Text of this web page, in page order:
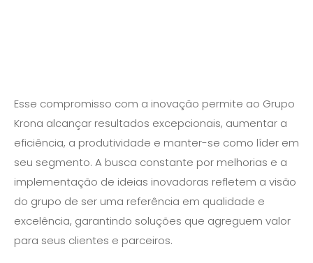
Esse compromisso com a inovação permite ao Grupo
Krona alcançar resultados excepcionais, aumentar a
eficiência, a produtividade e manter-se como líder em
seu segmento. A busca constante por melhorias e a
implementação de ideias inovadoras refletem a visão
do grupo de ser uma referência em qualidade e
excelência, garantindo soluções que agreguem valor
para seus clientes e parceiros.